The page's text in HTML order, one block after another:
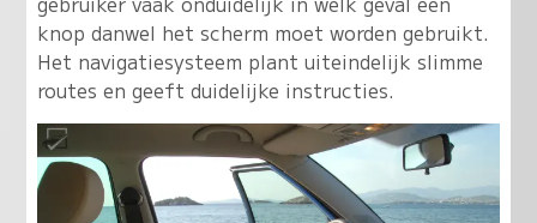
knop danwel het scherm moet worden gebruikt.
Het navigatiesysteem plant uiteindelijk slimme
routes en geeft duidelijke instructies.